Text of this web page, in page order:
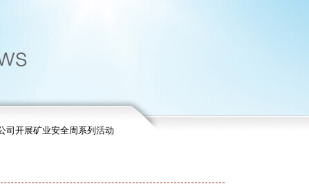
司开展矿业安全周系列活动